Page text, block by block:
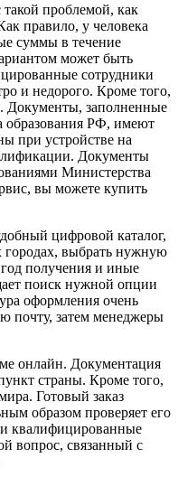
проблемой, как
правило, у человека
суммы в течение
может быть
сотрудники
и недорого. Кроме того,
Документы, заполненные
образования РФ, имеют
при устройстве на
Документы
Министерства
вы можете купить
цифровой каталог,
городах, выбрать нужную
год получения и иные
поиск нужной опции
оформления очень
почту, затем менеджеры
онлайн. Документация
страны. Кроме того,
Готовый заказ
образом проверяет его
квалифицированные
вопрос, связанный с